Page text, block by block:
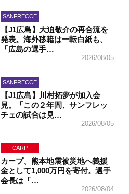
SANFRECCE
【J1広島】大迫敬介の再合流を
発表。海外移籍は一転白紙も、
「広島の選手…
2026/08/05
SANFRECCE
【J1広島】川村拓夢が加入会
見。「この２年間、サンフレッ
チェの試合は見…
2026/08/05
CARP
カープ、熊本地震被災地へ義援
金として1,000万円を寄付。選手
会長は「…
2026/08/04